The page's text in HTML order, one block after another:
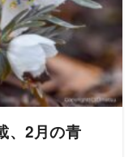
、2月の青